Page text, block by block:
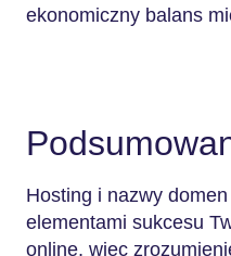
ekonomiczny balans
Hosting i nazwy
elementami sukcesu
online, więc